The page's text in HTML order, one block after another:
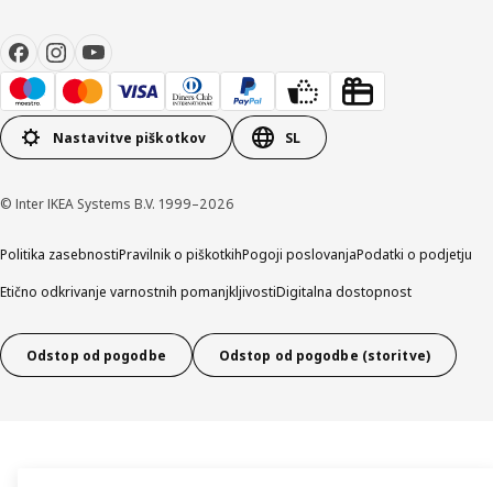
Nastavitve piškotkov SL
© Inter IKEA Systems B.V. 1999–2026
Politika zasebnostiPravilnik o piškotkihPogoji poslovanjaPodatki o podjetju
Etično odkrivanje varnostnih pomanjkljivostiDigitalna dostopnost
Odstop od pogodbe Odstop od pogodbe (storitve)